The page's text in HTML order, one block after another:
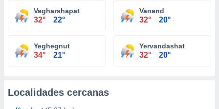
Vagharshapat
32° 22°
Vanand
32° 20°
Yeghegnut
34° 21°
Yervandashat
32° 20°
Localidades cercanas